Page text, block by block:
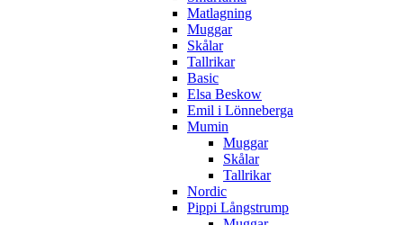
Matlagning
Muggar
Skålar
Tallrikar
Basic
Elsa Beskow
Emil i Lönneberga
Mumin
Muggar
Skålar
Tallrikar
Nordic
Pippi Långstrump